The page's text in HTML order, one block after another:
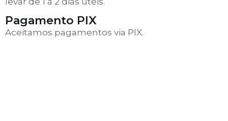
Pagamento PIX
Aceitamos pagamentos via PIX.